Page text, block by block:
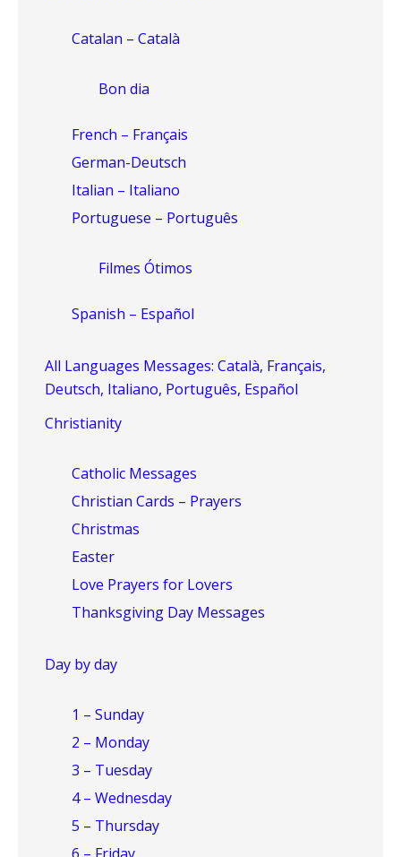
Catalan – Català
Bon dia
French – Français
German-Deutsch
Italian – Italiano
Portuguese – Português
Filmes Ótimos
Spanish – Español
All Languages Messages: Català, Français,
Deutsch, Italiano, Português, Español
Christianity
Catholic Messages
Christian Cards – Prayers
Christmas
Easter
Love Prayers for Lovers
Thanksgiving Day Messages
Day by day
1 – Sunday
2 – Monday
3 – Tuesday
4 – Wednesday
5 – Thursday